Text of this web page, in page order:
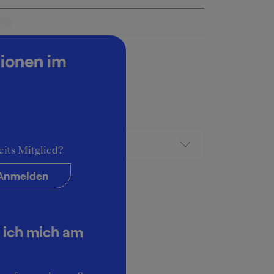
im
Mitglied?
mich am